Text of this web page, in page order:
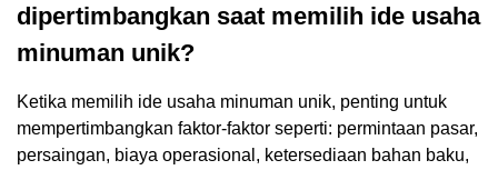
dipertimbangkan saat memilih ide usaha
minuman unik?
Ketika memilih ide usaha minuman unik, penting untuk
mempertimbangkan faktor-faktor seperti: permintaan pasar,
persaingan, biaya operasional, ketersediaan bahan baku,